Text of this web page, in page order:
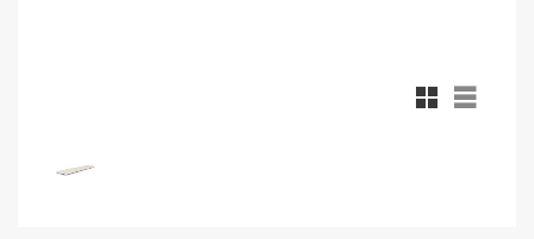
Rutnätsvy
Listvy